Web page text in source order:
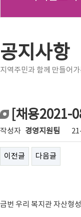
공지사항
지역주민과 함께 만들어
[채용2021-
작성자 경영지원팀
이전글 다음글
금번 우리 복지관 자산형